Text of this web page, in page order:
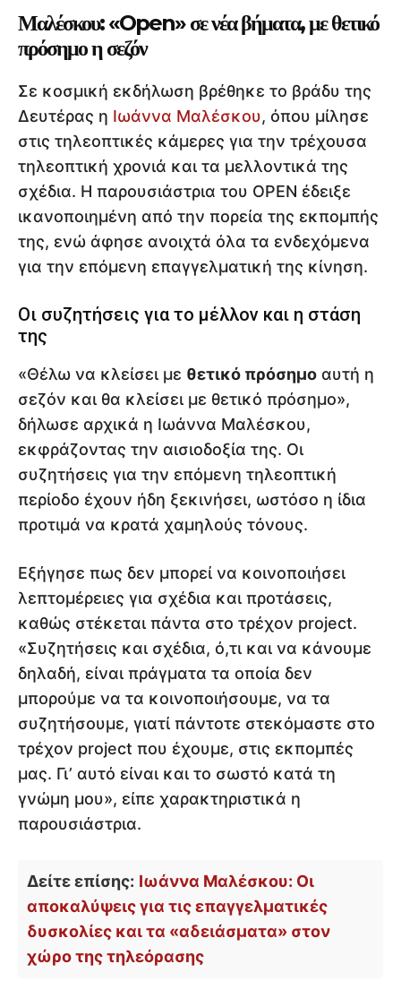
Μαλέσκου: «Open» σε νέα βήματα, με θετικό
πρόσημο η σεζόν
Σε κοσμική εκδήλωση βρέθηκε το βράδυ της
Δευτέρας η Ιωάννα Μαλέσκου, όπου μίλησε
στις τηλεοπτικές κάμερες για την τρέχουσα
τηλεοπτική χρονιά και τα μελλοντικά της
σχέδια. Η παρουσιάστρια του OPEN έδειξε
ικανοποιημένη από την πορεία της εκπομπής
της, ενώ άφησε ανοιχτά όλα τα ενδεχόμενα
για την επόμενη επαγγελματική της κίνηση.
Οι συζητήσεις για το μέλλον και η στάση
της
«Θέλω να κλείσει με θετικό πρόσημο αυτή η
σεζόν και θα κλείσει με θετικό πρόσημο»,
δήλωσε αρχικά η Ιωάννα Μαλέσκου,
εκφράζοντας την αισιοδοξία της. Οι
συζητήσεις για την επόμενη τηλεοπτική
περίοδο έχουν ήδη ξεκινήσει, ωστόσο η ίδια
προτιμά να κρατά χαμηλούς τόνους.
Εξήγησε πως δεν μπορεί να κοινοποιήσει
λεπτομέρειες για σχέδια και προτάσεις,
καθώς στέκεται πάντα στο τρέχον project.
«Συζητήσεις και σχέδια, ό,τι και να κάνουμε
δηλαδή, είναι πράγματα τα οποία δεν
μπορούμε να τα κοινοποιήσουμε, να τα
συζητήσουμε, γιατί πάντοτε στεκόμαστε στο
τρέχον project που έχουμε, στις εκπομπές
μας. Γι’ αυτό είναι και το σωστό κατά τη
γνώμη μου», είπε χαρακτηριστικά η
παρουσιάστρια.
Δείτε επίσης: Ιωάννα Μαλέσκου: Οι
αποκαλύψεις για τις επαγγελματικές
δυσκολίες και τα «αδειάσματα» στον
χώρο της τηλεόρασης